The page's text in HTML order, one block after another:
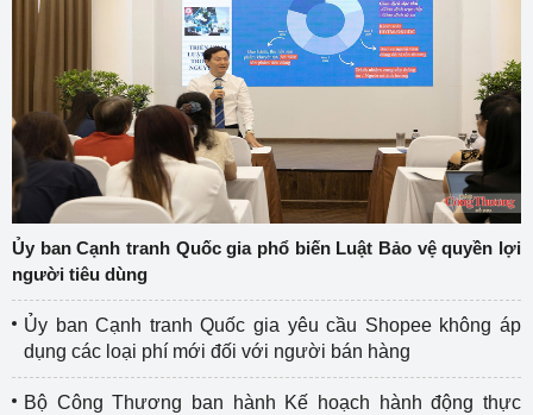
Ủy ban Cạnh tranh Quốc gia phổ biến Luật Bảo vệ quyền lợi
người tiêu dùng
Ủy ban Cạnh tranh Quốc gia yêu cầu Shopee không áp
dụng các loại phí mới đối với người bán hàng
Bộ Công Thương ban hành Kế hoạch hành động thực